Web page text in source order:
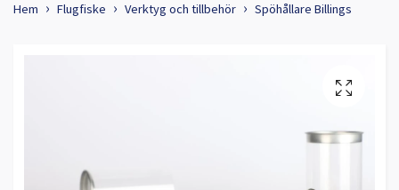
Hem Flugfiske Verktyg och tillbehör Spöhållare Billings